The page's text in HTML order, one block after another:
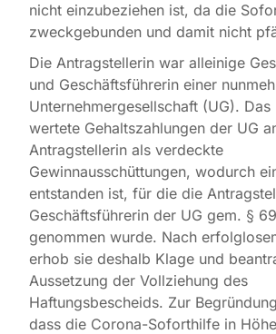
nicht einzubeziehen ist, da die
zweckgebunden und damit nicht
Die Antragstellerin war alleinige
und Geschäftsführerin einer
Unternehmergesellschaft (UG). Das
wertete Gehaltszahlungen der UG
Antragstellerin als verdeckte
Gewinnausschüttungen, wodurch
entstanden ist, für die die
Geschäftsführerin der UG gem. §
genommen wurde. Nach
erhob sie deshalb Klage und
Aussetzung der Vollziehung des
Haftungsbescheids. Zur
dass die Corona-Soforthilfe in